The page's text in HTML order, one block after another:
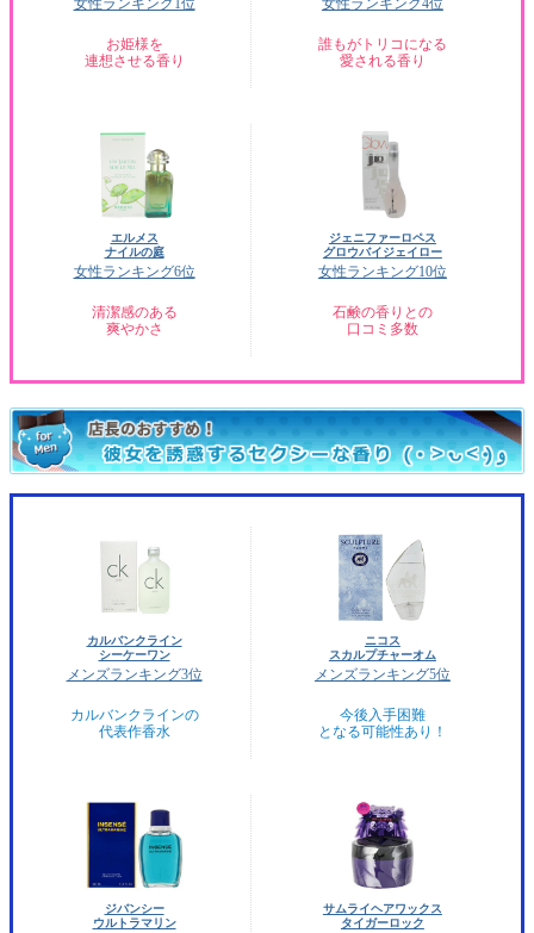
女性ランキング1位
お姫様を
連想させる香り
女性ランキング4位
誰もがトリコになる
愛される香り
エルメス
ナイルの庭
女性ランキング6位
清潔感のある
爽やかさ
ジェニファーロペス
グロウバイジェイロー
女性ランキング10位
石鹸の香りとの
口コミ多数
カルバンクライン
シーケーワン
メンズランキング3位
カルバンクラインの
代表作香水
ニコス
スカルプチャーオム
メンズランキング5位
今後入手困難
となる可能性あり！
ジバンシー
ウルトラマリン
サムライヘアワックス
タイガーロック